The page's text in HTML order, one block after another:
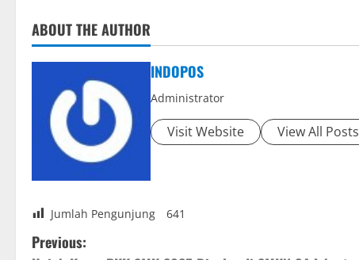
ABOUT THE AUTHOR
INDOPOS
Administrator
Visit Website View All Posts
Jumlah Pengunjung 641
P
Previous: